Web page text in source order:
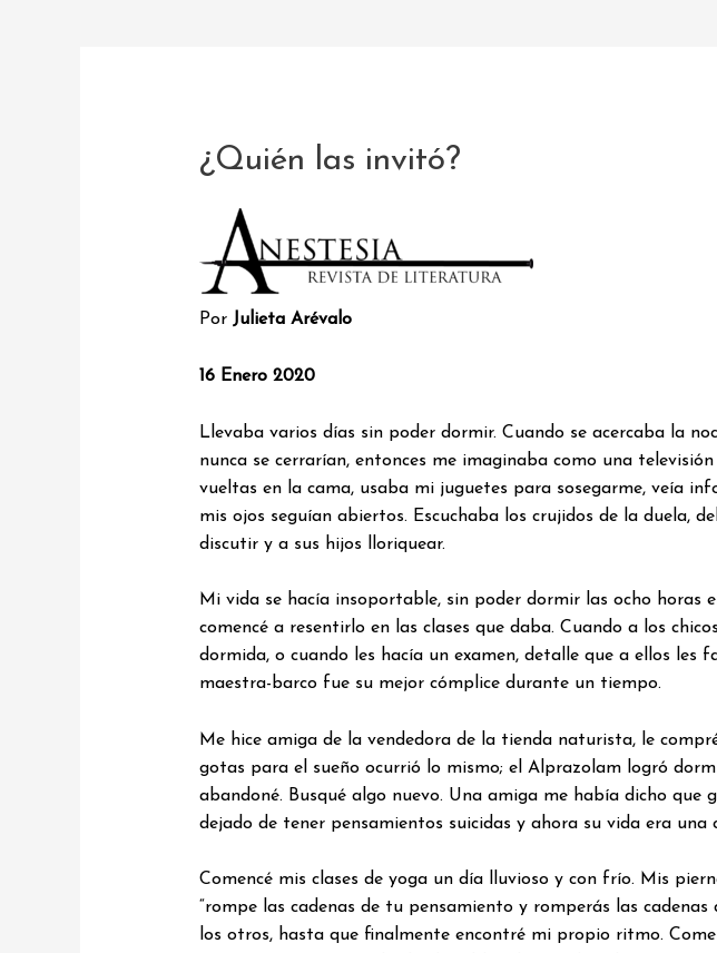
¿Quién las invitó?
Por Julieta Arévalo
16 Enero 2020
Llevaba varios días sin poder dormir. Cuando se acercaba la
nunca se cerrarían, entonces me imaginaba como una
vueltas en la cama, usaba mi juguetes para sosegarme, veía
mis ojos seguían abiertos. Escuchaba los crujidos de la duela,
discutir y a sus hijos lloriquear.
Mi vida se hacía insoportable, sin poder dormir las ocho horas
comencé a resentirlo en las clases que daba. Cuando a los
dormida, o cuando les hacía un examen, detalle que a ellos les
maestra-barco fue su mejor cómplice durante un tiempo.
Me hice amiga de la vendedora de la tienda naturista, le
gotas para el sueño ocurrió lo mismo; el Alprazolam logró
abandoné. Busqué algo nuevo. Una amiga me había dicho
dejado de tener pensamientos suicidas y ahora su vida era una
Comencé mis clases de yoga un día lluvioso y con frío. Mis
“rompe las cadenas de tu pensamiento y romperás las cadenas
los otros, hasta que finalmente encontré mi propio ritmo.